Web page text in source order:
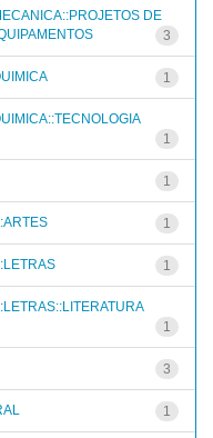
DE
3
1
1
1
1
1
1
3
1